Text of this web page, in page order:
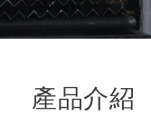
產品介紹